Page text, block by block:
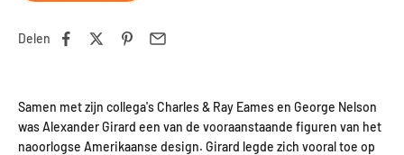
Delen
Samen met zijn collega's Charles & Ray Eames en George Nelson
was Alexander Girard een van de vooraanstaande figuren van het
naoorlogse Amerikaanse design. Girard legde zich vooral toe op